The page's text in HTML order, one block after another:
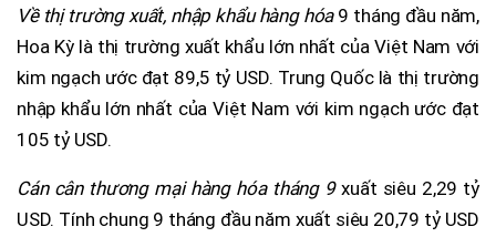
Về thị trường xuất, nhập khẩu hàng hóa9 tháng đầu năm,
Hoa Kỳ là thị trường xuất khẩu lớn nhất của Việt Nam với
kim ngạch ước đạt 89,5 tỷ USD. Trung Quốc là thị trường
nhập khẩu lớn nhất của Việt Nam với kim ngạch ước đạt
105 tỷ USD.
Cán cân thương mại hàng hóa tháng 9xuất siêu 2,29 tỷ
USD. Tính chung 9 tháng đầu năm xuất siêu 20,79 tỷ USD